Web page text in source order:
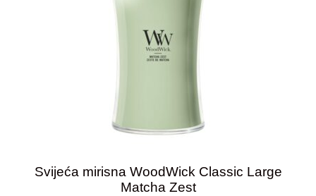
Svijeća mirisna WoodWick Classic Large
Matcha Zest